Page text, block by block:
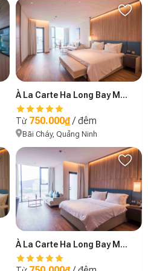
À La Carte Ha Long Bay Managed by Anstay - B3509
Từ 750.000₫/ đêm
Bãi Cháy, Quảng Ninh
À La Carte Ha Long Bay Managed by Anstay - B1006